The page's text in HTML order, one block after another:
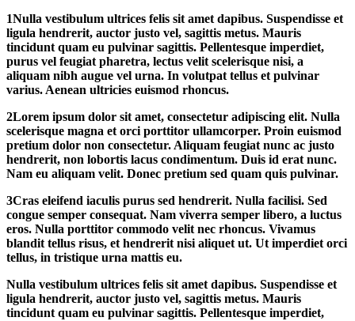
1Nulla vestibulum ultrices felis sit amet dapibus. Suspendisse et
ligula hendrerit, auctor justo vel, sagittis metus. Mauris
tincidunt quam eu pulvinar sagittis. Pellentesque imperdiet,
purus vel feugiat pharetra, lectus velit scelerisque nisi, a
aliquam nibh augue vel urna. In volutpat tellus et pulvinar
varius. Aenean ultricies euismod rhoncus.
2Lorem ipsum dolor sit amet, consectetur adipiscing elit. Nulla
scelerisque magna et orci porttitor ullamcorper. Proin euismod
pretium dolor non consectetur. Aliquam feugiat nunc ac justo
hendrerit, non lobortis lacus condimentum. Duis id erat nunc.
Nam eu aliquam velit. Donec pretium sed quam quis pulvinar.
3Cras eleifend iaculis purus sed hendrerit. Nulla facilisi. Sed
congue semper consequat. Nam viverra semper libero, a luctus
eros. Nulla porttitor commodo velit nec rhoncus. Vivamus
blandit tellus risus, et hendrerit nisi aliquet ut. Ut imperdiet orci
tellus, in tristique urna mattis eu.
Nulla vestibulum ultrices felis sit amet dapibus. Suspendisse et
ligula hendrerit, auctor justo vel, sagittis metus. Mauris
tincidunt quam eu pulvinar sagittis. Pellentesque imperdiet,